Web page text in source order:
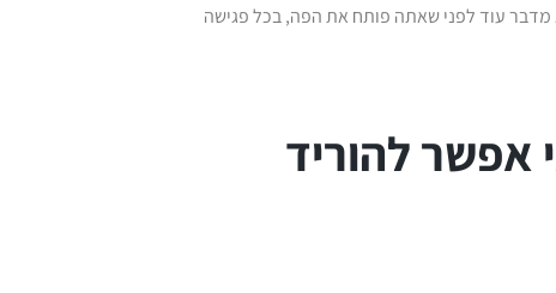
מדבר עוד לפני שאתה פותח את הפה, בכל פגישה
אפשר להוריד